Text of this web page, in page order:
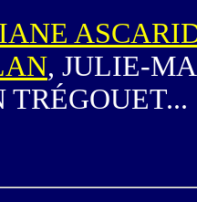
, JULIE-
TRÉGOUET...